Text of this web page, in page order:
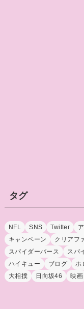
タグ
NFL SNS Twitter
キャンペーン
クリアフ
スパイダーバース
スパ
ハイキュー
ブログ ホ
大相撲
日向坂46 映画